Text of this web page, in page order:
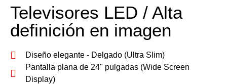
Televisores LED / Alta
definición en imagen
Diseño elegante - Delgado (Ultra Slim)
Pantalla plana de 24" pulgadas (Wide Screen
Display)